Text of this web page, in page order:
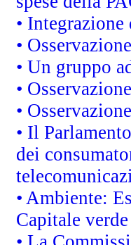
•
•
• Un gruppo
•
•
• Il
dei
• Ambiente:
Capitale